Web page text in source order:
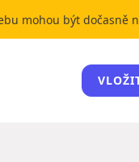
mohou být dočasně